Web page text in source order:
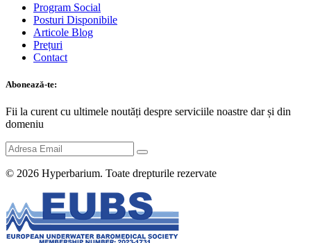
Program Social
Posturi Disponibile
Articole Blog
Prețuri
Contact
Abonează-te:
Fii la curent cu ultimele noutăți despre serviciile noastre dar și din
domeniu
© 2026 Hyperbarium. Toate drepturile rezervate